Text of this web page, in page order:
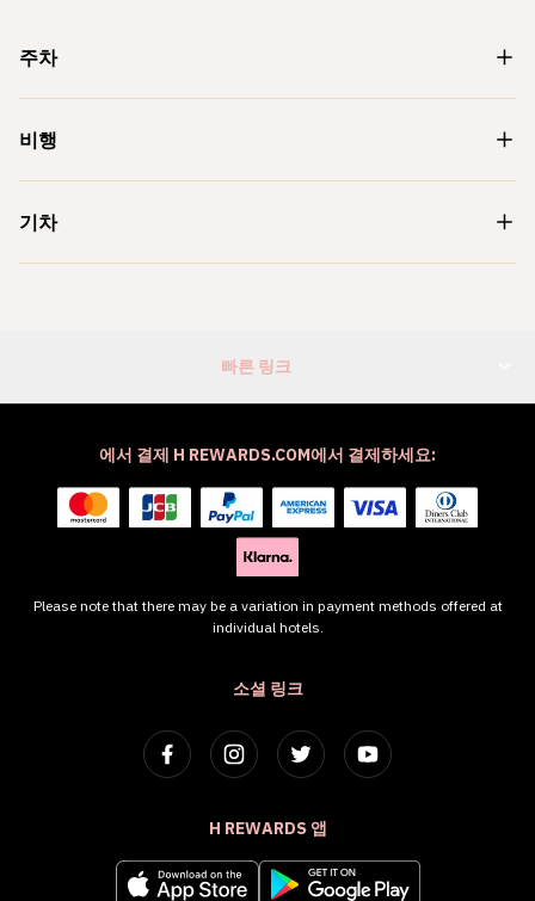
주차
비행
기차
빠른 링크
소셜 링크
H REWARDS 앱
에서 결제 H REWARDS.COM에서 결제하세요:
Please note that there may be a variation in payment methods offered at
individual hotels.